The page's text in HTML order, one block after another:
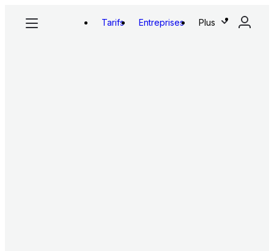
Tarifs Entreprises Plus